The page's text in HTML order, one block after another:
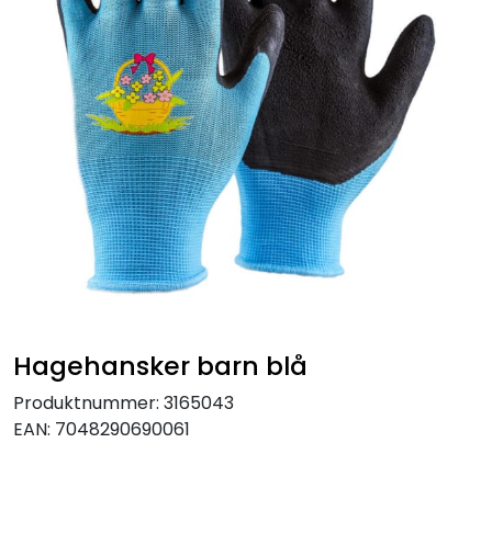
Hagehansker barn blå
Produktnummer: 3165043
EAN: 7048290690061
INTERIØR
TEKSTIL
KJØKKEN
MØBLER
GAVESETT
JUL